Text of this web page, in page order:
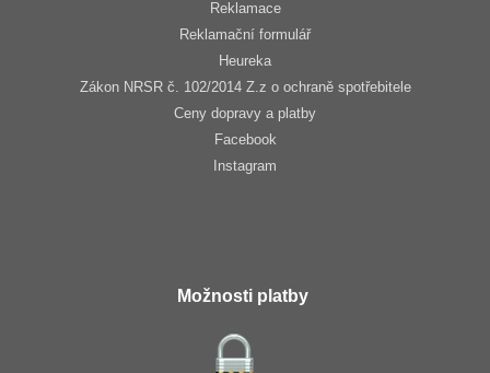
Reklamace
Reklamační formulář
Heureka
Zákon NRSR č. 102/2014 Z.z o ochraně spotřebitele
Ceny dopravy a platby
Facebook
Instagram
Možnosti platby